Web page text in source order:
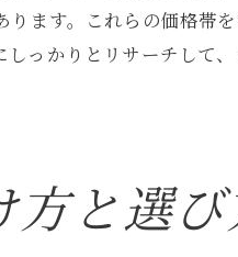
ます。これらの価格帯
っかりとリサーチして
方と選